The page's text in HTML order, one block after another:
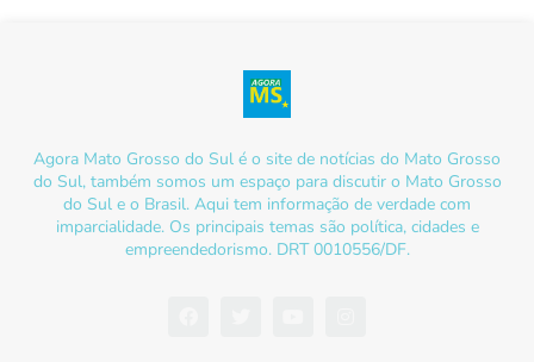
Agora Mato Grosso do Sul é o site de notícias do Mato Grosso
do Sul, também somos um espaço para discutir o Mato Grosso
do Sul e o Brasil. Aqui tem informação de verdade com
imparcialidade. Os principais temas são política, cidades e
empreendedorismo. DRT 0010556/DF.